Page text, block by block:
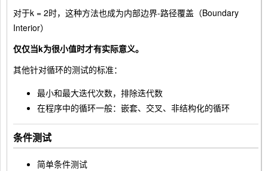
对于k = 2时，这种方法也成为内部边界-路径覆盖（Boundary
Interior）
仅仅当k为很小值时才有实际意义。
其他针对循环的测试的标准：
最小和最大迭代次数，排除迭代数
在程序中的循环一般：嵌套、交叉、非结构化的循环
条件测试
简单条件测试